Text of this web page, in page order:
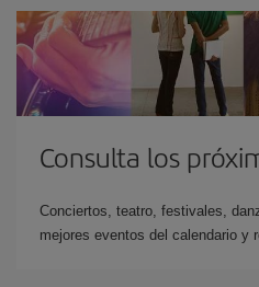
Consulta los
Conciertos, teatro, festivales,
mejores eventos del calendario y